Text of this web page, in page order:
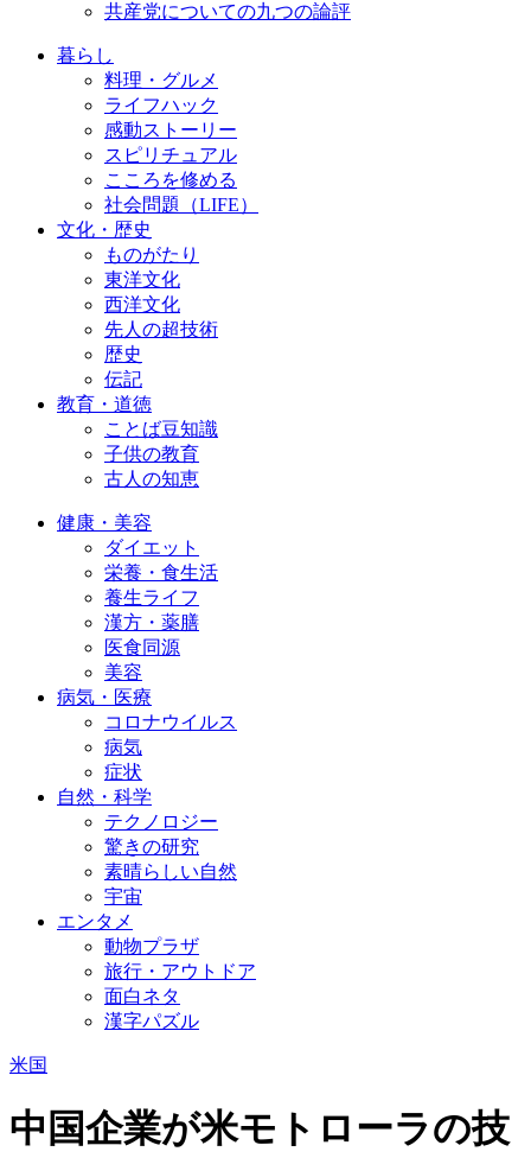
共産党についての九つの論評
暮らし
料理・グルメ
ライフハック
感動ストーリー
スピリチュアル
こころを修める
社会問題（LIFE）
文化・歴史
ものがたり
東洋文化
西洋文化
先人の超技術
歴史
伝記
教育・道徳
ことば豆知識
子供の教育
古人の知恵
健康・美容
ダイエット
栄養・食生活
養生ライフ
漢方・薬膳
医食同源
美容
病気・医療
コロナウイルス
病気
症状
自然・科学
テクノロジー
驚きの研究
素晴らしい自然
宇宙
エンタメ
動物プラザ
旅行・アウトドア
面白ネタ
漢字パズル
米国
中国企業が米モトローラの技